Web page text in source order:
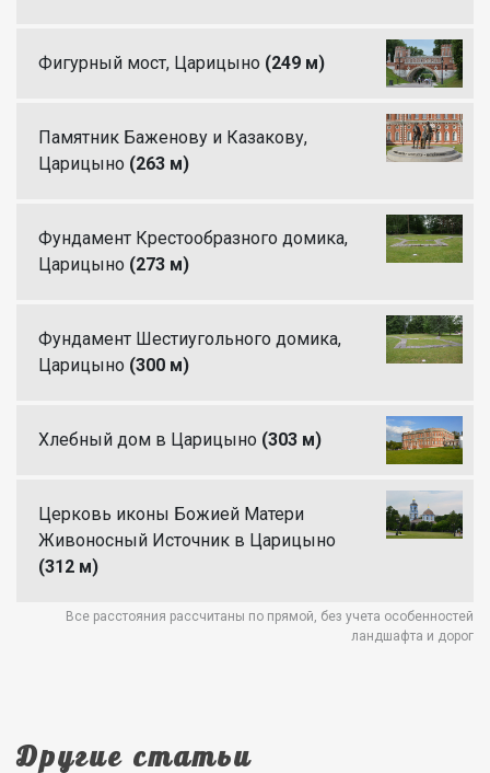
Фигурный мост, Царицыно (249 м)
Памятник Баженову и Казакову,
Царицыно (263 м)
Фундамент Крестообразного домика,
Царицыно (273 м)
Фундамент Шестиугольного домика,
Царицыно (300 м)
Хлебный дом в Царицыно (303 м)
Церковь иконы Божией Матери
Живоносный Источник в Царицыно
(312 м)
Все расстояния рассчитаны по прямой, без учета особенностей
ландшафта и дорог
Другие статьи